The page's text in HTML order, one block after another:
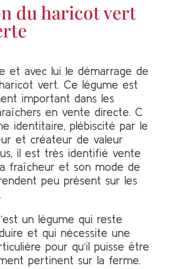
du haricot vert
et avec lui le démarrage de
vert. Ce légume est
important dans les
en vente directe. C
identitaire, plébiscité par le
et créateur de valeur
il est très identifié vente
fraîcheur et son mode de
peu présent sur les
un légume qui reste
et qui nécessite une
pour qu’il puisse être
pertinent sur la ferme.